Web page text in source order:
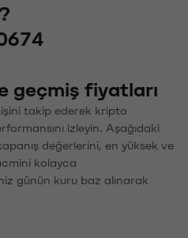
geçmiş fiyatları
takip ederek kripto
izleyin. Aşağıdaki
değerlerini, en yüksek ve
kolayca
günün kuru baz alınarak